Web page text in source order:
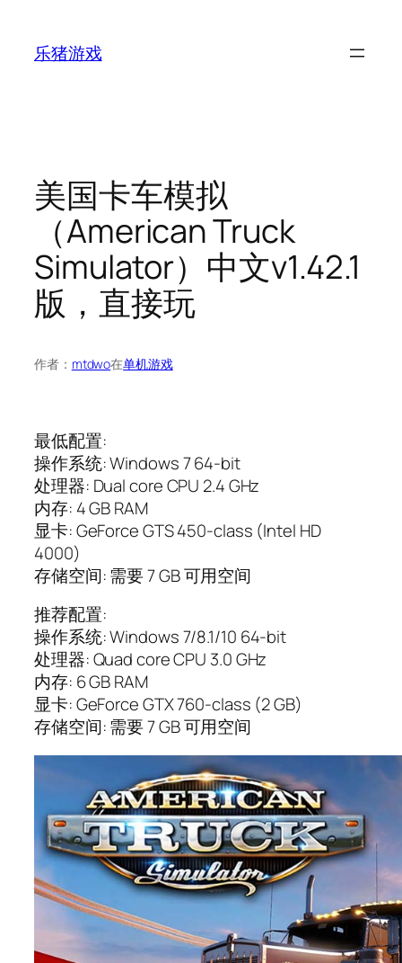
乐猪游戏
美国卡车模拟
（American Truck
Simulator）中文v1.42.1
版，直接玩
作者： mtdwo在单机游戏
最低配置:
操作系统: Windows 7 64-bit
处理器: Dual core CPU 2.4 GHz
内存: 4 GB RAM
显卡: GeForce GTS 450-class (Intel HD
4000)
存储空间: 需要 7 GB 可用空间
推荐配置:
操作系统: Windows 7/8.1/10 64-bit
处理器: Quad core CPU 3.0 GHz
内存: 6 GB RAM
显卡: GeForce GTX 760-class (2 GB)
存储空间: 需要 7 GB 可用空间